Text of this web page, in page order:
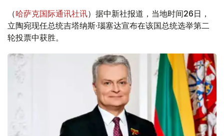
（哈萨克国际通讯社讯）据中新社报道，当地时间26日，
立陶宛现任总统吉塔纳斯·瑙塞达宣布在该国总统选举第二
轮投票中获胜。